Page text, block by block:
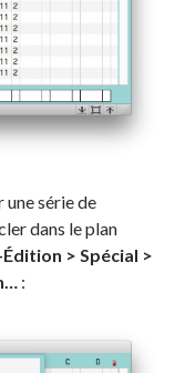
série de
dans le plan
> Spécial >
: